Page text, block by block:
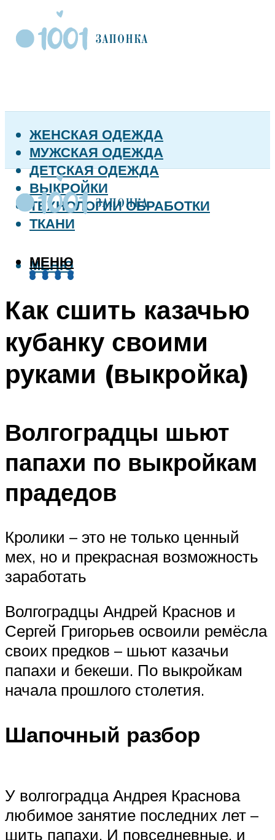
ЖЕНСКАЯ ОДЕЖДА
МУЖСКАЯ ОДЕЖДА
ДЕТСКАЯ ОДЕЖДА
ВЫКРОЙКИ
ТЕХНОЛОГИИ ОБРАБОТКИ
ТКАНИ
МЕНЮ
МЕНЮ
Как сшить казачью
кубанку своими
руками (выкройка)
Волгоградцы шьют
папахи по выкройкам
прадедов
Кролики – это не только ценный
мех, но и прекрасная возможность
заработать
Волгоградцы Андрей Краснов и
Сергей Григорьев освоили ремёсла
своих предков – шьют казачьи
папахи и бекеши. По выкройкам
начала прошлого столетия.
Шапочный разбор
У волгоградца Андрея Краснова
любимое занятие последних лет –
шить папахи. И повседневные, и